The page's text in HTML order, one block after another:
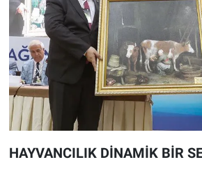
HAYVANCILIK DİNAMİK BİR